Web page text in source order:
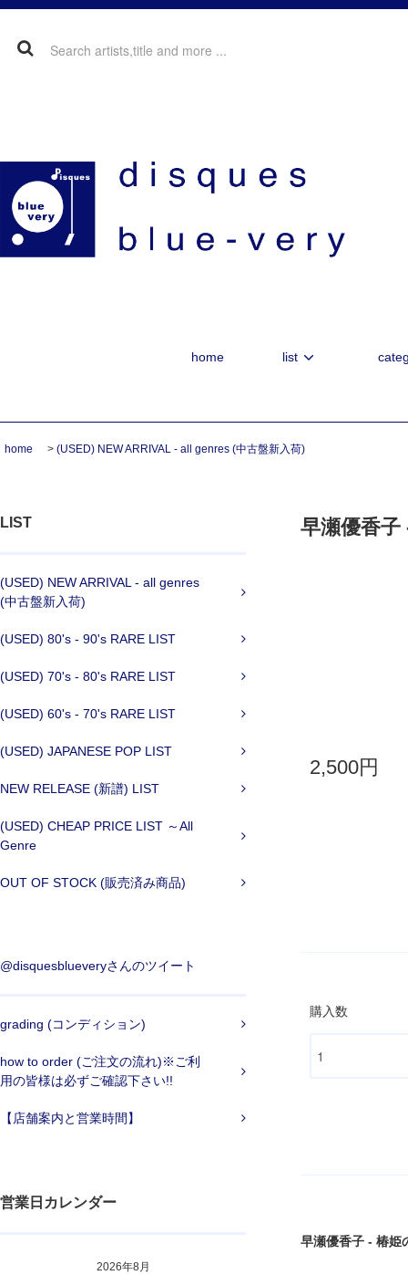
home list
home > (USED) NEW ARRIVAL - all genres (中古盤新入荷)
LIST
(USED) NEW ARRIVAL - all genres
(中古盤新入荷)
(USED) 80's - 90's RARE LIST
(USED) 70's - 80's RARE LIST
(USED) 60's - 70's RARE LIST
(USED) JAPANESE POP LIST
NEW RELEASE (新譜) LIST
(USED) CHEAP PRICE LIST ～All
Genre
OUT OF STOCK (販売済み商品)
@disquesblueveryさんのツイート
grading (コンディション)
how to order (ご注文の流れ)※ご利
用の皆様は必ずご確認下さい!!
【店舗案内と営業時間】
営業日カレンダー
2026年8月
早瀬優香
2,500円
購入数
早瀬優香子 - 椿